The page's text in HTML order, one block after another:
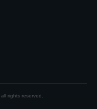
, all rights reserved.